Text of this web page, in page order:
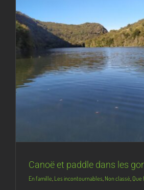
Canoë et paddle dans les
En famille Les incontournables Non classé Que